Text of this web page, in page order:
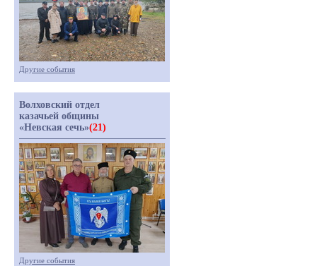
Другие события
Волховский отдел
казачьей общины
«Невская сечь»(21)
Другие события